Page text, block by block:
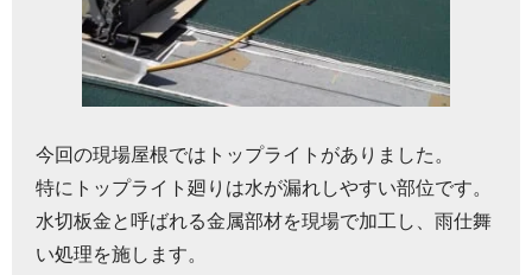
今回の現場屋根ではトップライトがありました。
特にトップライト廻りは水が漏れしやすい部位です。
水切板金と呼ばれる金属部材を現場で加工し、雨仕舞
い処理を施します。